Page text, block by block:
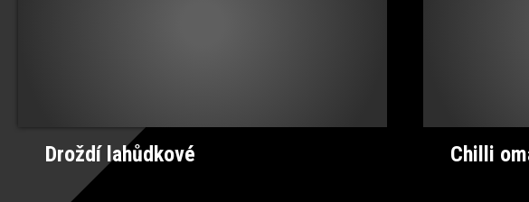
Droždí lahůdkové Chilli